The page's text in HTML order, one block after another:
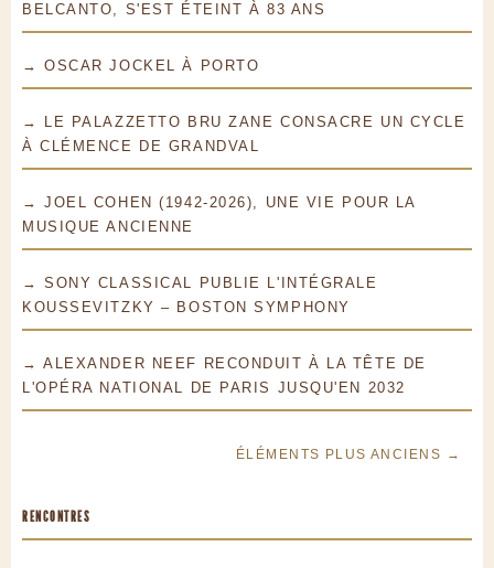
BELCANTO, S'EST ÉTEINT À 83 ANS
→ OSCAR JOCKEL À PORTO
→ LE PALAZZETTO BRU ZANE CONSACRE UN CYCLE
À CLÉMENCE DE GRANDVAL
→ JOEL COHEN (1942-2026), UNE VIE POUR LA
MUSIQUE ANCIENNE
→ SONY CLASSICAL PUBLIE L'INTÉGRALE
KOUSSEVITZKY – BOSTON SYMPHONY
→ ALEXANDER NEEF RECONDUIT À LA TÊTE DE
L'OPÉRA NATIONAL DE PARIS JUSQU'EN 2032
ÉLÉMENTS PLUS ANCIENS →
RENCONTRES